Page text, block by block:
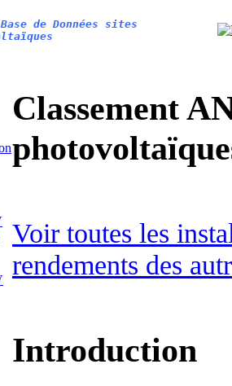
de Données sites
Classement
Voir toutes les
rendements des
Introduction